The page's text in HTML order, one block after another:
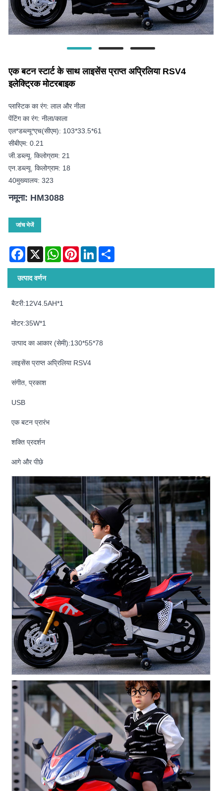
एक बटन स्टार्ट के साथ लाइसेंस प्राप्त अप्रिलिया RSV4
इलेक्ट्रिक मोटरबाइक
प्लास्टिक का रंग: लाल और नीला
पेंटिंग का रंग: नीला/काला
एल*डब्ल्यू*एच(सीएम): 103*33.5*61
सीबीएम: 0.21
जी.डब्ल्यू. किलोग्राम: 21
एन.डब्ल्यू. किलोग्राम: 18
40मुख्यालय: 323
नमूना: HM3088
जांच भेजें
Facebook
X WhatsAppPinterestLinkedIn
उत्पाद वर्णन
बैटरी:12V4.5AH*1
मोटर:35W*1
उत्पाद का आकार (सेमी):130*55*78
लाइसेंस प्राप्त अप्रिलिया RSV4
संगीत, प्रकाश
USB
एक बटन प्रारंभ
शक्ति प्रदर्शन
आगे और पीछे